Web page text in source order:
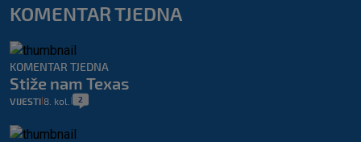
KOMENTAR TJEDNA
KOMENTAR TJEDNA
Stiže nam Texas
VIJESTI 8. kol. 2